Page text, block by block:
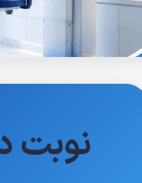
نوبت